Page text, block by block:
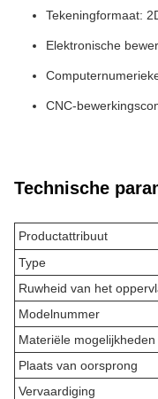
Tekeningformaat:
Elektronische
CNC-
Technische
Productattribuut
Type
Ruwheid van het
Modelnummer
Materiële mogelijkheden
Plaats van oorsprong
Vervaardiging